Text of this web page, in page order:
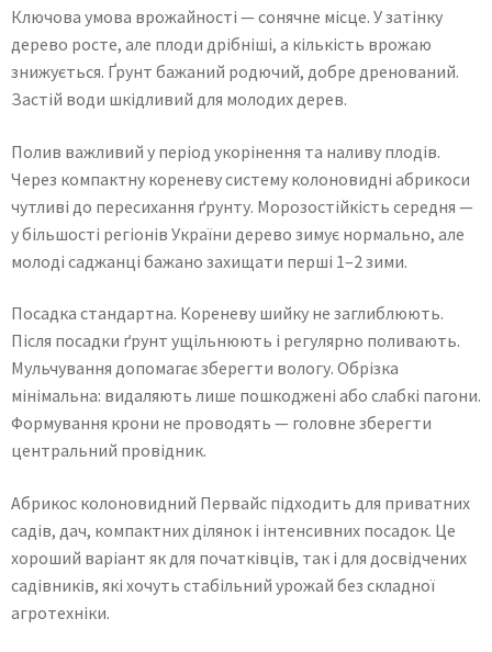
Ключова умова врожайності — сонячне місце. У затінку
дерево росте, але плоди дрібніші, а кількість врожаю
знижується. Ґрунт бажаний родючий, добре дренований.
Застій води шкідливий для молодих дерев.
Полив важливий у період укорінення та наливу плодів.
Через компактну кореневу систему колоновидні абрикоси
чутливі до пересихання ґрунту. Морозостійкість середня —
у більшості регіонів України дерево зимує нормально, але
молоді саджанці бажано захищати перші 1–2 зими.
Посадка стандартна. Кореневу шийку не заглиблюють.
Після посадки ґрунт ущільнюють і регулярно поливають.
Мульчування допомагає зберегти вологу. Обрізка
мінімальна: видаляють лише пошкоджені або слабкі пагони.
Формування крони не проводять — головне зберегти
центральний провідник.
Абрикос колоновидний Первайс підходить для приватних
садів, дач, компактних ділянок і інтенсивних посадок. Це
хороший варіант як для початківців, так і для досвідчених
садівників, які хочуть стабільний урожай без складної
агротехніки.